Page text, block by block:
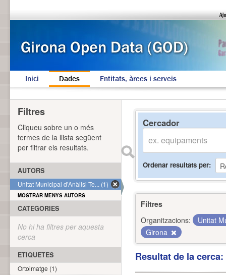
Inici Dades Entitats, àrees i serveis
Cercador
Ordenar resultats per
Filtres
Organitzacions:
Unitat
Girona
Resultat de la
Filtres
Cliqueu sobre un o més
termes de la llista següent
per filtrar els resultats.
AUTORS
Unitat Municipal d'Anàlisi Te... (1)
MOSTRAR MENYS AUTORS
CATEGORIES
No hi ha filtres per aquesta
cerca
ETIQUETES
Ortoimatge (1)